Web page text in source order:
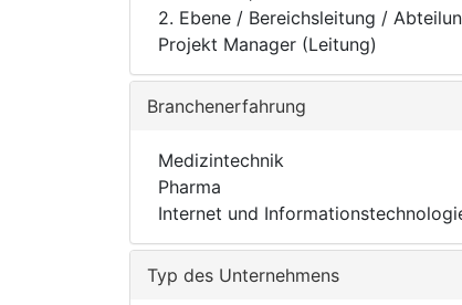
2. Ebene / Bereichsleitung /
Projekt Manager (Leitung)
Branchenerfahrung
Medizintechnik
Pharma
Internet und
Typ des Unternehmens